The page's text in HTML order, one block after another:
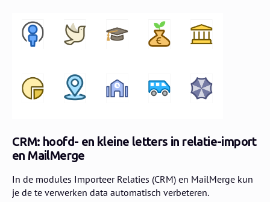
CRM: hoofd- en kleine letters in relatie-import
en MailMerge
In de modules Importeer Relaties (CRM) en MailMerge kun
je de te verwerken data automatisch verbeteren.